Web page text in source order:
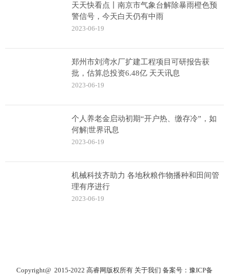
天天快看点丨南京市气象台解除暴雨橙色预
警信号，今天白天仍有中雨
2023-06-19
郑州市刘湾水厂扩建工程项目可研报告获
批，估算总投资6.48亿 天天讯息
2023-06-19
个人养老金启动初期“开户热、缴存冷”，如
何解|世界讯息
2023-06-19
机械科技齐助力 各地秋粮作物播种和田间管
理有序进行
2023-06-19
Copyright@ 2015-2022 高睿网版权所有 关于我们 备案号： 豫ICP备